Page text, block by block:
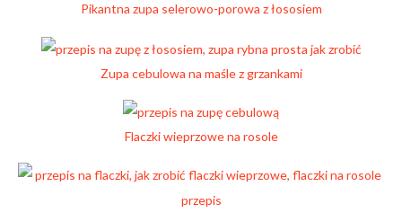
Pikantna zupa selerowo-porowa z łososiem
Zupa cebulowa na maśle z grzankami
Flaczki wieprzowe na rosole